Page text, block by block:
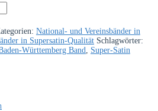
National- und Vereinsbänder in
in Supersatin-Qualität Schlagwörter:
Württemberg Band
Super-Satin